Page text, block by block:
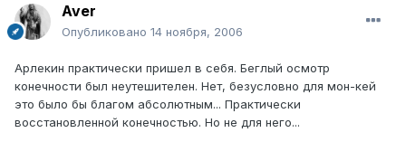
Aver
Опубликовано 14 ноября, 2006
Арлекин практически пришел в себя. Беглый осмотр
конечности был неутешителен. Нет, безусловно для мон-кей
это было бы благом абсолютным... Практически
восстановленной конечностью. Но не для него...